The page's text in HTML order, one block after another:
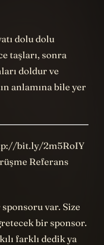
dolu dolu
taşları, sonra
doldur ve
anlamına bile yer
bit.ly/2m5RoIY
Referans
var. Size
bir sponsor.
farklı dedik ya